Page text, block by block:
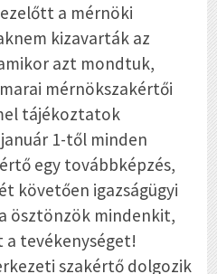
a mérnöki
kizavarták az
azt mondtuk,
mérnökszakértői
tájékoztatok
1-től minden
egy továbbképzés,
követően igazságügyi
ösztönzök mindenkit,
a tevékenységet!
szakértő dolgozik